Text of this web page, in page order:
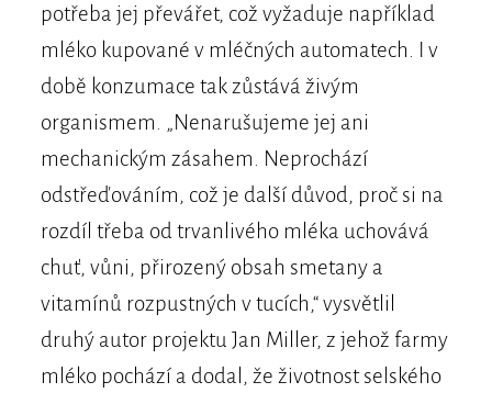
potřeba jej převářet, což vyžaduje například
mléko kupované v mléčných automatech. I v
době konzumace tak zůstává živým
organismem. „Nenarušujeme jej ani
mechanickým zásahem. Neprochází
odstřeďováním, což je další důvod, proč si na
rozdíl třeba od trvanlivého mléka uchovává
chuť, vůni, přirozený obsah smetany a
vitamínů rozpustných v tucích,“ vysvětlil
druhý autor projektu Jan Miller, z jehož farmy
mléko pochází a dodal, že životnost selského